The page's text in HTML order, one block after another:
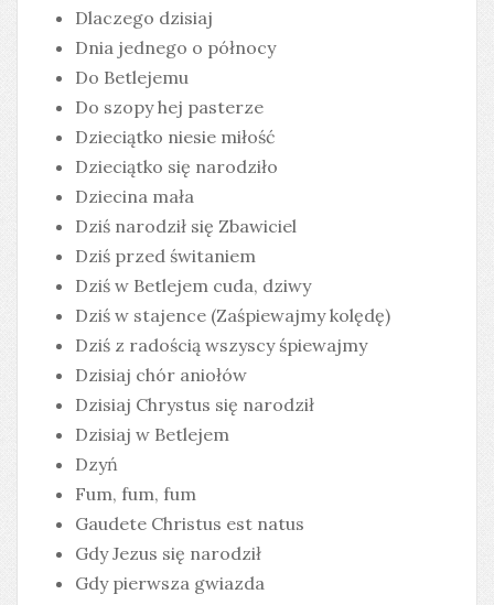
Dlaczego dzisiaj
Dnia jednego o północy
Do Betlejemu
Do szopy hej pasterze
Dzieciątko niesie miłość
Dzieciątko się narodziło
Dziecina mała
Dziś narodził się Zbawiciel
Dziś przed świtaniem
Dziś w Betlejem cuda, dziwy
Dziś w stajence (Zaśpiewajmy kolędę)
Dziś z radością wszyscy śpiewajmy
Dzisiaj chór aniołów
Dzisiaj Chrystus się narodził
Dzisiaj w Betlejem
Dzyń
Fum, fum, fum
Gaudete Christus est natus
Gdy Jezus się narodził
Gdy pierwsza gwiazda